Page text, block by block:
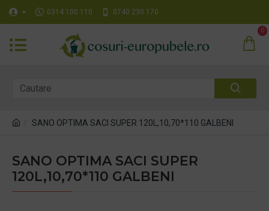
0314 100 110 0740 230 170
0
SANO OPTIMA SACI SUPER 120L,10,70*110 GALBENI
SANO OPTIMA SACI SUPER
120L,10,70*110 GALBENI